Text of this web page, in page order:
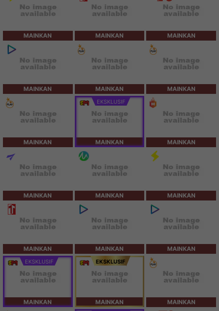
MAINKAN MAINKAN MAINKAN
MAINKAN MAINKAN MAINKAN
MAINKAN
EKSKLUSIF
MAINKAN MAINKAN
MAINKAN MAINKAN MAINKAN
MAINKAN MAINKAN MAINKAN
EKSKLUSIF
MAINKAN
EKSKLUSIF
MAINKAN MAINKAN